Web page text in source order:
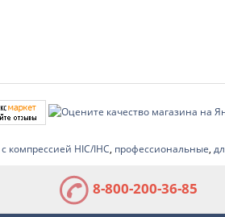
с компрессией HIC/IHC, профессиональные,
8-800-200-36-85